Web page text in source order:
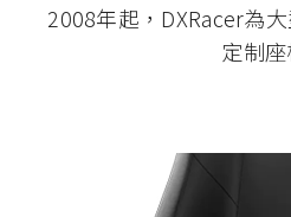
2008年起，DXRacer為
定制